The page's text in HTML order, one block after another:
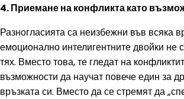
4. Приемане на конфликта като
Разногласията са неизбежни във всяка
емоционално интелигентните двойки не
тях. Вместо това, те гледат на
възможности да научат повече един за
връзката си. Вместо да се стремят да